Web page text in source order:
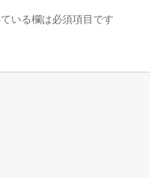
いる欄は必須項目です